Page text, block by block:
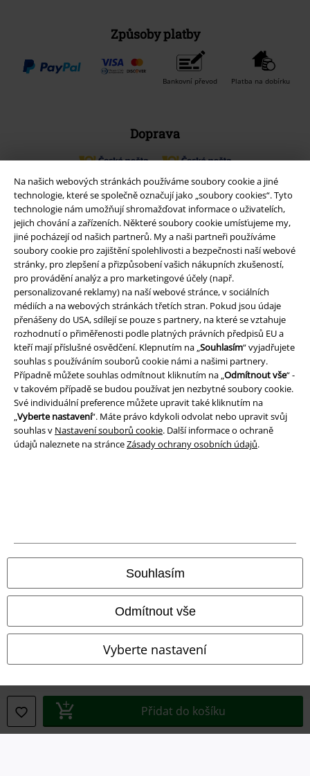
Na našich webových stránkách používáme soubory cookie a jiné
technologie, které se společně označují jako „soubory cookies“. Tyto
technologie nám umožňují shromažďovat informace o uživatelích,
jejich chování a zařízeních. Některé soubory cookie umísťujeme my,
jiné pocházejí od našich partnerů. My a naši partneři používáme
soubory cookie pro zajištění spolehlivosti a bezpečnosti naší webové
stránky, pro zlepšení a přizpůsobení vašich nákupních zkušeností,
pro provádění analýz a pro marketingové účely (např.
personalizované reklamy) na naší webové stránce, v sociálních
médiích a na webových stránkách třetích stran. Pokud jsou údaje
přenášeny do USA, sdílejí se pouze s partnery, na které se vztahuje
rozhodnutí o přiměřenosti podle platných právních předpisů EU a
kteří mají příslušné osvědčení. Klepnutím na „Souhlasím“ vyjadřujete
souhlas s používáním souborů cookie námi a našimi partnery.
Případně můžete souhlas odmítnout kliknutím na „Odmítnout vše“ -
v takovém případě se budou používat jen nezbytné soubory cookie.
Své individuální preference můžete upravit také kliknutím na
„Vyberte nastavení“. Máte právo kdykoli odvolat nebo upravit svůj
souhlas v Nastavení souborů cookie. Další informace o ochraně
údajů naleznete na stránceZásady ochrany osobních údajů.
Souhlasím
Odmítnout vše
Vyberte nastavení
Přidat do košíku
Způsoby platby
Bankovní převod Platba na dobírku
Doprava
Balíkovna Balík Do ruky
EMP aplikaci
Stáhněte si novou EMP aplikaci zdarma a využijte všechny nové
funkce a výhody!
A Warner Music Group Company
Ochrana osobních údajů
Prohlášení o shodě
Informace o přístupnosti